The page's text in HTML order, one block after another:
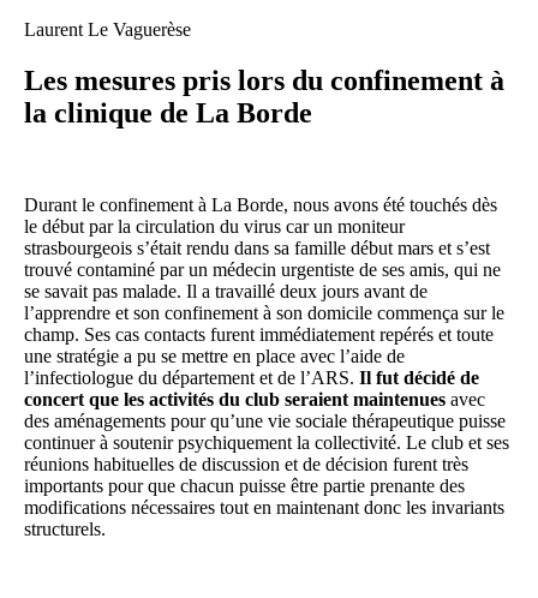
Laurent Le Vaguerèse
Les mesures pris lors du confinement à
la clinique de La Borde
Durant le confinement à La Borde, nous avons été touchés dès
le début par la circulation du virus car un moniteur
strasbourgeois s’était rendu dans sa famille début mars et s’est
trouvé contaminé par un médecin urgentiste de ses amis, qui ne
se savait pas malade. Il a travaillé deux jours avant de
l’apprendre et son confinement à son domicile commença sur le
champ. Ses cas contacts furent immédiatement repérés et toute
une stratégie a pu se mettre en place avec l’aide de
l’infectiologue du département et de l’ARS. Il fut décidé de
concert que les activités du club seraient maintenues avec
des aménagements pour qu’une vie sociale thérapeutique puisse
continuer à soutenir psychiquement la collectivité. Le club et ses
réunions habituelles de discussion et de décision furent très
importants pour que chacun puisse être partie prenante des
modifications nécessaires tout en maintenant donc les invariants
structurels.